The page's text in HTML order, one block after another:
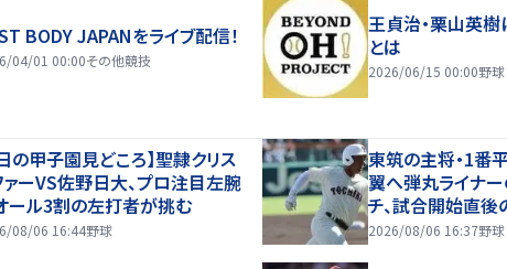
BODY JAPANをライブ配信！
04/01 00:00その他競技
王貞治・栗山英
とは
2026/06/15 00:00野球
の甲子園見どころ】聖隷クリス
ァーVS佐野日大、プロ注目左腕
ール3割の左打者が挑む
08/06 16:44野球
東筑の主将・1番
翼へ弾丸ライナ
チ、試合開始直
く【26年夏甲子園】
2026/08/06 16:37野球